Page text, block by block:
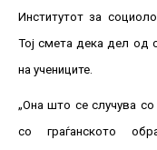
Институтот за
Тој смета дека дел од
на учениците.
„Она што се случува
со граѓанското